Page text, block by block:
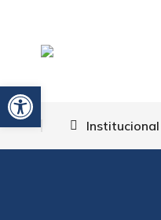
Institucional
Barra de Ferramentas Aberta